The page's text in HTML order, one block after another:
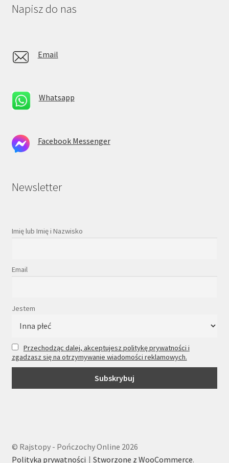
Napisz do nas
Email
Whatsapp
Facebook Messenger
Newsletter
Imię lub Imię i Nazwisko
Email
Jestem
Przechodząc dalej, akceptujesz politykę prywatności i
zgadzasz się na otrzymywanie wiadomości reklamowych.
© Rajstopy - Pończochy Online 2026
Polityka prywatności
Stworzone z WooCommerce.